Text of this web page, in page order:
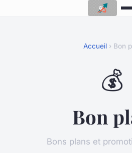
Accueil › Bon
💰
Bon
Bons plans et